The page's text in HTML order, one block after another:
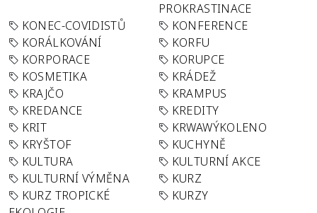
PROKRASTINACE
KONEC-COVIDISTŮ
KONFERENCE
KORÁLKOVÁNÍ
KORFU
KORPORACE
KORUPCE
KOSMETIKA
KRÁDEŽ
KRAJČO
KRAMPUS
KREDANCE
KREDITY
KRIT
KRWAWÝKOLENO
KRYŠTOF
KUCHYNĚ
KULTURA
KULTURNÍ AKCE
KULTURNÍ VÝMĚNA
KURZ
KURZ TROPICKÉ
KURZY